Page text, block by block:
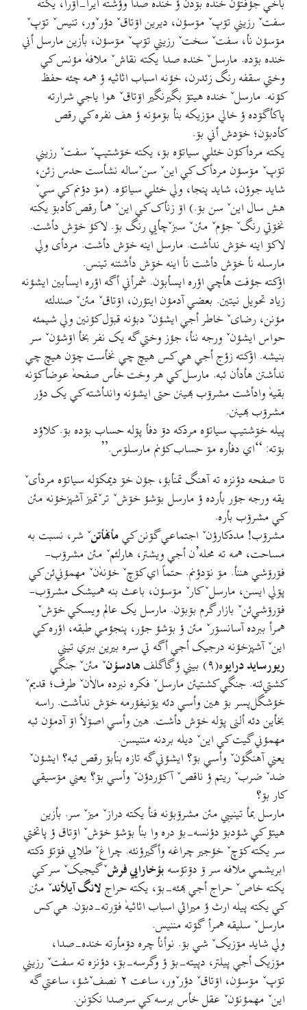
باخي جؤفتؤن خنده بۊدن ؤ خنده صدا وؤشته ايرأ-اۊرأ، يکته
سفتˇ رزيني تۊپˇ مۊسؤن، ديرين اۊتاقˇ دؤرˇور، تنيسˇ تۊپˇ
مۊسؤن نأ، سفتˇ سختˇ رزيني تۊپˇ مۊسؤن، بأزين مارسل أني
خنده بۊده. مارسلˇ خنده صدا يکته نقاشˇ ملافهٰ مؤنس کي
وختي سقفه رنگ زئدرن، خؤنه اسباب اثاثيه ؤ همه چئه حفظ
کؤنه. مارسلˇ خنده هيتۊ بگيرنگير اۊتاقˇ هوا ياجي شرارته
پاکأگۊده ؤ خالي مۊزيکه بنأ بۊمؤنه ؤ هف نفره کي رقص
کأدبۊن؛ خۊدش أني بۊ.
يکته مردأکؤن خئلي سياتؤه بۊ، يکته خۊشتيپˇ سفتˇ رزيني
تۊپˇ مۊسؤن مردأک کي اينˇ سنˇساله نشأست حدس زئن،
شايد جوؤن، شايد پنجا، ولي خئلي سياتؤه. (مۊ دؤنم کي سيˇ
هش سال اينˇ سن بۊ.) اۊ زنأک کي اينˇ همأ رقص کأدبۊ يکته
نخۊتي رنگˇ جؤمˇ مئنˇ سبزˇچأيي رنگ بۊ. لاکؤ خۊش دأشت.
لاکۊ اينه خۊش ندأشت. مارسل اينه خۊش دأشت. مردأى ولي
مارسله نأ خۊش دأشت نأ اینه خۊش دأشتنه تينس.
اؤکته جؤفت هأچي اؤره ايسأبۊن. شمرأني أگه اؤره ايسأبين ايشؤنه
زياد تحويل نيتين. بعضي آدمؤن ايتؤرن، اۊتاقˇ مئنˇ صندلئه
مؤنن، رضاىˇ خاطر أجي ايشؤنˇ دبؤنه قبۊل کؤنين ولي شيمئه
حواس ايشؤنˇ ورجه ننأ، جؤز وختي گه يک نفر بخأ اۊشؤنˇ سر
بنيشه. اؤکته زؤج أجي هي کس هيچ چي نخأست چۊن هيچ چي
ندأشتن هأدأن ئبه. مارسل کي هر وخت خأس صفحهٰ عوضأکۊنه
بقيهٰ وادأشت مشرۊب بهينن حتی ايشؤنه واندأشته کي يک دؤر
مشرۊب بهينن.
پيله خۊشتيپ سياتؤه مردکه دۊ دفأ پۊله حساب بۊده بۊ. کلاؤد
بۊته: “اي دفأره مۊ حساب کؤنم مارسلۊس.”
تا صفحه دؤنزه ته آهنگ تمنأبؤ، جؤن خۊ ديمکۊله سياتؤه مردأىˇ
يقه ورجه جؤر بأرده ؤ مارسل بۊشؤ خۊشˇ ترˇتميز آشپزخؤنه مئن
کي مشرۊب بأره.
مشرۊب! مددکارؤنˇ اجتماعي گۊنن کيمأنهأتنˇ شر، نسبت به
مساحت، همه ته محله’ن أجي ويشتر، هارلئمˇ مئن مشرۊب-
فۊرۊشي هننأ. مۊ نۊدؤنم. حتماً اي کۊچˇ خؤنهٰ‌نˇ مهمؤني‌ئن کي
پۊلي ايسن، مارسلˇ کارˇ مۊسؤن، باعث بنه همیشک مشرۊب-
فۊرۊشي‌ئنˇ بازار گرم بۊبۊن. مارسل يک عالم ويسکي خۊشˇ
همرأ ببرده آسانسۊرˇ مئن ؤ بۊشؤ جؤر، پنجؤمي طبقه، اؤره کي
اينˇ آشپزخؤنه درجيک أجي أگه تي سره بيرين ببري تيني
ريورسايد درايوه(۹) بيني ؤ گاگلف هادسؤنˇ مئنˇ جنگي
کشتي‌ئنه. جنگي کشتيئن مارسلˇ فکره نبرده مالاٰنˇ طرف؛ قديمˇ
خؤشگل‌پسر بۊ هين وأسي دئه يۊنيفؤرمه خۊش ندأشت. راسه
بخأين دئه ألنى پۊله خۊش دأشت. هين وأسي اصۊلاً اۊ آدمؤن ئبه
مهمؤني گيت کي اينˇ دیله بردنه مننیسن.
يعني آهنگؤنˇ وأسي بۊ؟ ايشؤني گه تازه بنأبۊ رقص ئبه؟ ايشؤنˇ
ضدˇ ضربˇ ریتم ؤ ناقصˇ آکؤردؤنˇ وأسي بۊ؟ یعني مۊسيقي
کار بۊ؟
مارسل بمأ تينيبي مئن مشرۊبؤنه فنأ يکته درازˇ ميزˇ سر. بأزين
هيتؤ کي شؤدبۊ دؤنسه-بؤ دره وا بنأ بۊشؤ خۊشˇ اۊتاق ؤ پاتختي
سر يکته کۊچˇ خؤجیر چراغه وأگيرؤنئه. چراغˇ طلايي فۊتؤ دکته
ابريشمي ملافه سر ۊ دۊتؤسه بؤخارايي فرشˇ گيجيکˇ سر کي
يکته خاصˇ حراج أجي بهئه-بۊ، يکته حراج لانگ آيلأندˇ مئن
کي يکته پيله ارث ؤ ميراثي اسباب اثاثيهٰ فۊرته-دبۊن. هي کس
مارسلˇ سليقه همرأ گۊته مننيس.
ولي شايد مۊزيکˇ شي بۊ. نوأنأ چره دۊمأرته خنده-صدا،
مۊزيک أجي پيلتر، دپيته-بۊ ؤ وگرسه-بۊ، دؤنزه ته سفتˇ رزيني
تۊپˇ مۊسؤن، اۊتاقˇ دؤرˇور، ساعت ۲ نصفˇشؤ، ساعتي گه
اینˇ مهمؤنؤنˇ عقل خأس برسه کي سرصدا نکۊنن.